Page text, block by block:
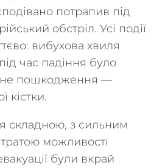
потрапив під
обстріл. Усі події
вибухова хвиля
час падіння було
пошкодження —
кістки.
складною, з сильним
можливості
були вкрай